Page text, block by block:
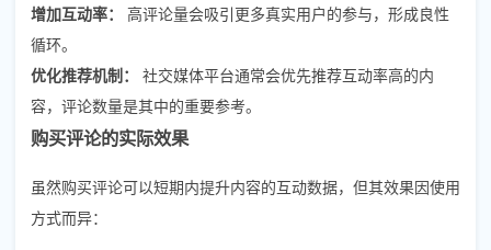
增加互动率：
高评论量会吸引更多真实用户的参与，形成良性
循环。
优化推荐机制：
社交媒体平台通常会优先推荐互动率高的内
容，评论数量是其中的重要参考。
购买评论的实际效果
虽然购买评论可以短期内提升内容的互动数据，但其效果因使用
方式而异：